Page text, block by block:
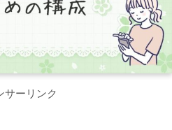
サーリンク